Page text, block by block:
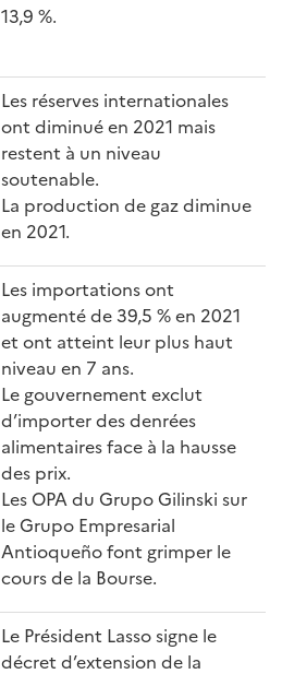
13,9 %.
Les réserves internationales
ont diminué en 2021 mais
restent à un niveau
soutenable.
La production de gaz diminue
en 2021.
Les importations ont
augmenté de 39,5 % en 2021
et ont atteint leur plus haut
niveau en 7 ans.
Le gouvernement exclut
d’importer des denrées
alimentaires face à la hausse
des prix.
Les OPA du Grupo Gilinski sur
le Grupo Empresarial
Antioqueño font grimper le
cours de la Bourse.
Le Président Lasso signe le
décret d’extension de la